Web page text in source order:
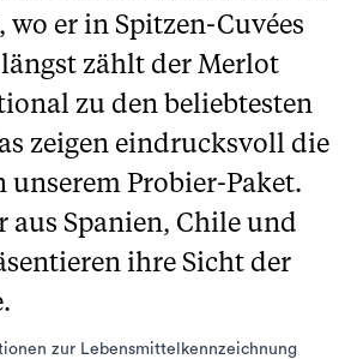
wo er in Spitzen-Cuvées
zählt der Merlot
zu den beliebtesten
zeigen eindrucksvoll die
unserem Probier-Paket.
aus Spanien, Chile und
ihre Sicht der
zur Lebensmittelkennzeichnung